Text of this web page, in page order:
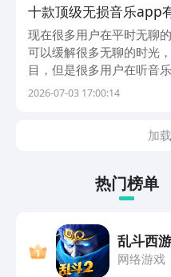
十款顶级无损音乐app
软件分享
现在很多用户在平时无聊
可以缓解很多无聊的时光
目，但是很多用户在听音
十大顶级无损音乐app有哪
2026-07-03 17:00:14
加
热门榜单
乱斗西
网络游戏